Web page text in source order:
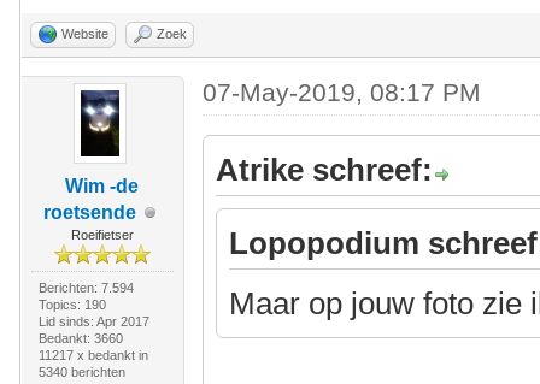
Website Zoek
Wim -de
roetsende
Roeifietser
Berichten: 7.594
Topics: 190
Lid sinds: Apr 2017
Bedankt: 3660
11217 x bedankt in
5340 berichten
07-May-2019, 08:17 PM
Atrike schreef:
Lopopodium
Maar op jouw foto zie